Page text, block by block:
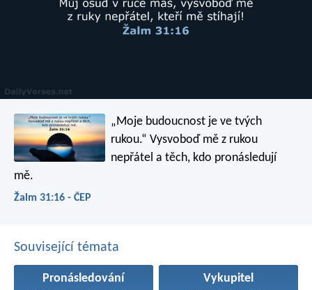
„Moje budoucnost je ve tvých
rukou.“ Vysvoboď mě z rukou
nepřátel a těch, kdo pronásledují
mě.
Žalm 31:16 - ČEP
Související témata
Pronásledování Vykupitel